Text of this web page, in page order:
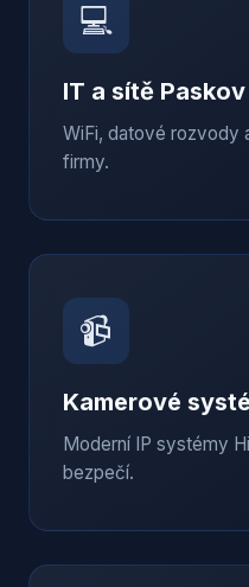
💻
IT a sítě Paskov
WiFi, datové rozvody
firmy.
📹
Kamerové
Moderní IP systémy
bezpečí.